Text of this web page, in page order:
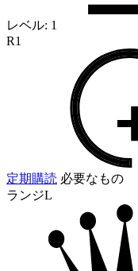
レベル: 1
R1
定期購読 必要なもの
ランジL